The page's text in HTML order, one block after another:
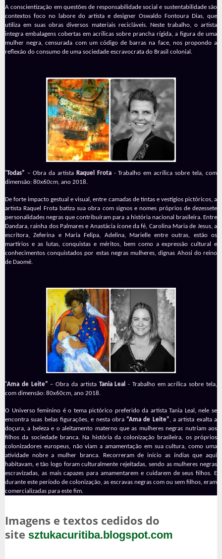
A conscientização em questões de responsabilidade social e sustentabilidade são
contextos foco no labore do artista e designer Oswaldo Fontoura Dias, que
utiliza em suas obras diversos materiais recicláveis. Neste trabalho, o artista
integra embalagens cobertas em acrílicas sobre prancha rígida, a figura de uma
mulher negra, censurada com um código de barras na face, nos propondo a
reflexão do consumo de uma sociedade escravocrata do Brasil colonial.
“Todas” – Obra da artista Raquel Frota- Trabalho em acrílica sobre tela, com
dimensão: 80x60cm, ano 2018.
De forte impacto gestual e visual, entre camadas de tintas e vestígios pictóricos, a
artista Raquel Frota batiza sua obra com signos e nomes próprios de dezessete
personalidades negras que contribuíram para a história nacional brasileira. Entre
Dandara, rainha dos Palmares e Anastácia ícone da fé, Carolina Maria de Jesus, a
escritora, Zeferina e Maria Felipa, Adelina, Marielle entre outras, estão os
martírios e as lutas, conquistas e méritos, bem como a expressão cultural e
conhecimentos conquistados por estas negras mulheres, dignas Ahosi do reino
de Daomé.
“Ama de Leite” – Obra da artista Tania Leal- Trabalho em acrílica sobre tela,
com dimensão: 80x60cm, ano 2018.
O Universo feminino é o tema pictórico preferido da artista Tania Leal, nele se
encontra suas belas figurações, e nesta obra “Ama de Leite”, a artista exalta a
doçura, a beleza e o aleitamento materno que as mulheres negras nutriam aos
filhos da sociedade branca. Na história da colonização brasileira, os próprios
colonizadores europeus, não viam a amamentação em sua cultura, como uma
atividade nobre a mulher branca. Recorreram de início as índias que aqui
habitavam, e tão logo foram culturalmente rejeitadas, sendo as mulheres negras
escravizadas, as mais capazes para amamentarem e cuidarem de seus filhos. E
durante este período de colonização, as escravas negras com ou sem filhos, eram
comercializadas para este fim.
Imagens e textos cedidos do
site sztukacuritiba.blogspot.com